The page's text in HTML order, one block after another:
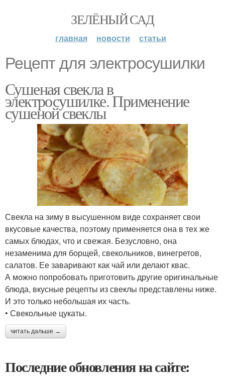
ЗЕЛЁНЫЙ САД
главная новости статьи
Рецепт для электросушилки
Сушеная свекла в
электросушилке. Применение
сушеной свеклы
Свекла на зиму в высушенном виде сохраняет свои
вкусовые качества, поэтому применяется она в тех же
самых блюдах, что и свежая. Безусловно, она
незаменима для борщей, свекольников, винегретов,
салатов. Ее заваривают как чай или делают квас.
А можно попробовать приготовить другие оригинальные
блюда, вкусные рецепты из свеклы представлены ниже.
И это только небольшая их часть.
• Свекольные цукаты.
читать дальше →
Последние обновления на сайте: